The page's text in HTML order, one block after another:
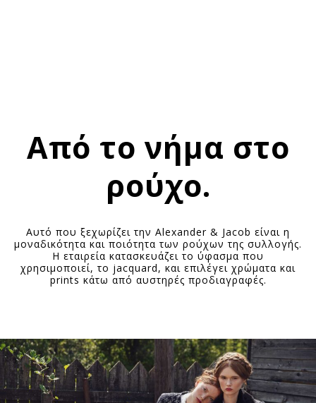
Από το νήμα στο
ρούχο.
Αυτό που ξεχωρίζει την Alexander & Jacob είναι η
μοναδικότητα και ποιότητα των ρούχων της συλλογής.
Η εταιρεία κατασκευάζει το ύφασμα που
χρησιμοποιεί, το jacquard, και επιλέγει χρώματα και
prints κάτω από αυστηρές προδιαγραφές.